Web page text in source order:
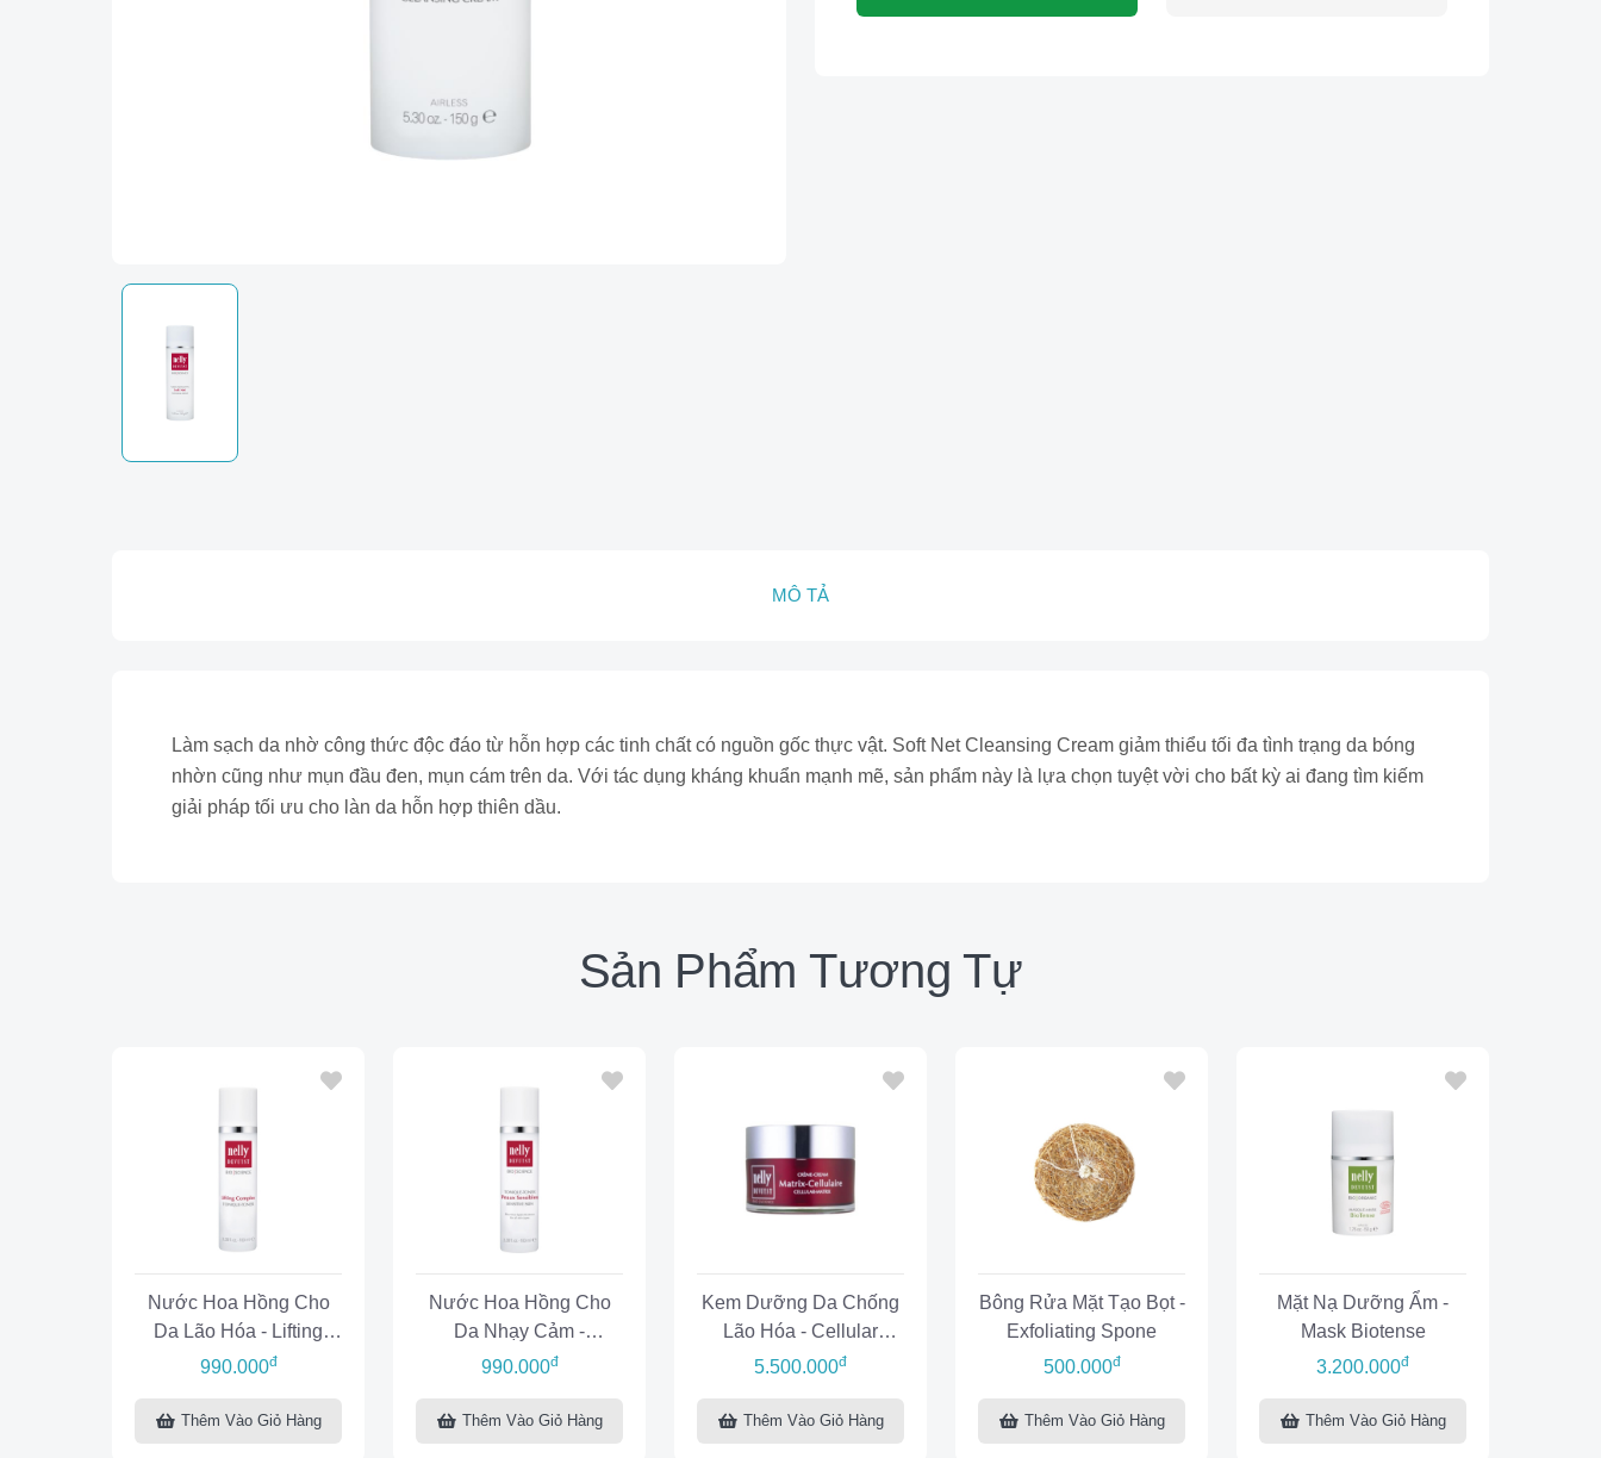
MÔ TẢ
Làm sạch da nhờ công thức độc đáo từ hỗn hợp các tinh chất có nguồn gốc thực vật. Soft Net Cleansing Cream giảm thiểu tối đa tình trạng da bóng
nhờn cũng như mụn đầu đen, mụn cám trên da. Với tác dụng kháng khuẩn mạnh mẽ, sản phẩm này là lựa chọn tuyệt vời cho bất kỳ ai đang tìm kiếm
giải pháp tối ưu cho làn da hỗn hợp thiên dầu.
Sản Phẩm Tương Tự
Nước Hoa Hồng Cho
Da Lão Hóa - Lifting
Complex Toner
990.000đ
Thêm Vào Giỏ Hàng
Nước Hoa Hồng Cho
Da Nhạy Cảm -
Sensitive Skin Toner
990.000đ
Thêm Vào Giỏ Hàng
Kem Dưỡng Da Chống
Lão Hóa - Cellular
Matrix Cream
5.500.000đ
Thêm Vào Giỏ Hàng
Bông Rửa Mặt Tạo Bọt -
Exfoliating Spone
500.000đ
Thêm Vào Giỏ Hàng
Mặt Nạ Dưỡng Ẩm -
Mask Biotense
3.200.000đ
Thêm Vào Giỏ Hàng